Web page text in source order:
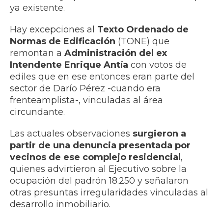
ya existente.
Hay excepciones al Texto Ordenado de
Normas de Edificación (TONE) que
remontan a Administración del ex
Intendente Enrique Antía con votos de
ediles que en ese entonces eran parte del
sector de Darío Pérez -cuando era
frenteamplista-, vinculadas al área
circundante.
Las actuales observaciones surgieron a
partir de una denuncia presentada por
vecinos de ese complejo residencial,
quienes advirtieron al Ejecutivo sobre la
ocupación del padrón 18.250 y señalaron
otras presuntas irregularidades vinculadas al
desarrollo inmobiliario.